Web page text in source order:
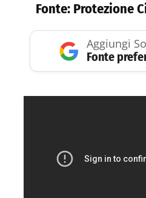
Fonte: Protezione
Aggiungi
Fonte